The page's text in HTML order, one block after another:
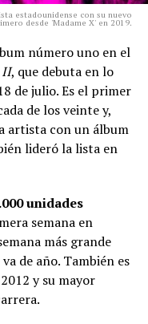
estadounidense con su nuevo
desde 'Madame X' en 2019.
número uno en el
II, que debuta en lo
de julio. Es el primer
de los veinte y,
artista con un álbum
lideró la lista en
unidades
semana en
más grande
de año. También es
y su mayor